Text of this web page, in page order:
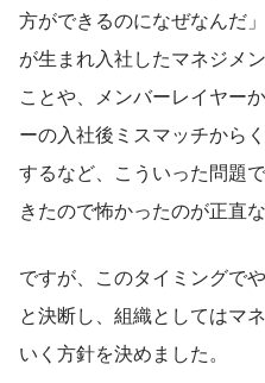
方ができるのになぜなんだ
が生まれ入社したマネジメ
ことや、メンバーレイヤー
ーの入社後ミスマッチから
するなど、こういった問題
きたので怖かったのが正直
ですが、このタイミングで
と決断し、組織としてはマ
いく方針を決めました。